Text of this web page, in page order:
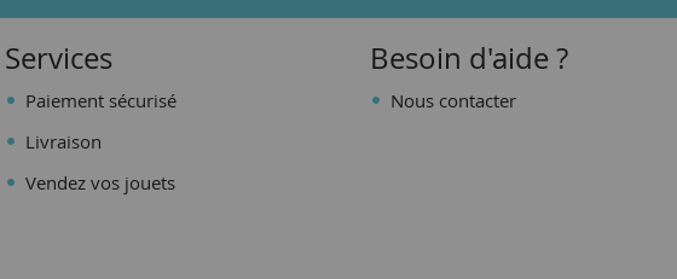
Services
Paiement sécurisé
Livraison
Vendez vos jouets
Besoin d'aide ?
Nous contacter